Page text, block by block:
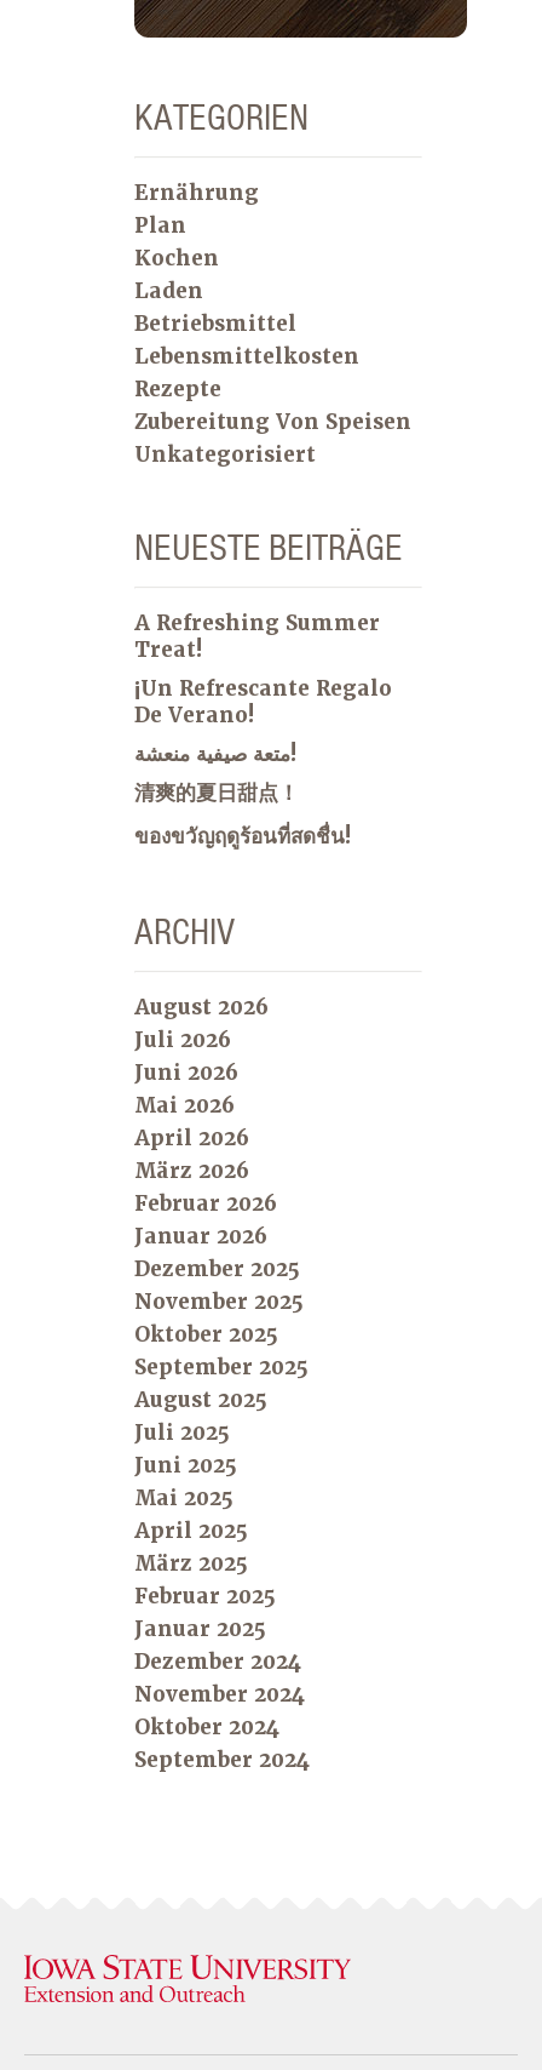
KATEGORIEN
Ernährung
Plan
Kochen
Laden
Betriebsmittel
Lebensmittelkosten
Rezepte
Zubereitung Von Speisen
Unkategorisiert
NEUESTE BEITRÄGE
A Refreshing Summer
Treat!
¡Un Refrescante Regalo
De Verano!
متعة صيفية منعشة!
清爽的夏日甜点！
ของขวัญฤดูร้อนที่สดชื่น!
ARCHIV
August 2026
Juli 2026
Juni 2026
Mai 2026
April 2026
März 2026
Februar 2026
Januar 2026
Dezember 2025
November 2025
Oktober 2025
September 2025
August 2025
Juli 2025
Juni 2025
Mai 2025
April 2025
März 2025
Februar 2025
Januar 2025
Dezember 2024
November 2024
Oktober 2024
September 2024